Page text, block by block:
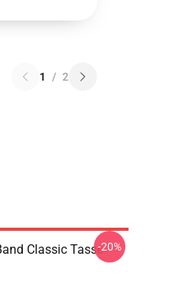
1 / 2
Classic Tasse-20%